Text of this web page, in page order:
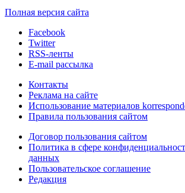
Полная версия сайта
Facebook
Twitter
RSS-ленты
E-mail рассылка
Контакты
Реклама на сайте
Использование материалов
Правила пользования сайтом
Договор пользования сайтом
Политика в сфере
данных
Пользовательское соглашение
Редакция